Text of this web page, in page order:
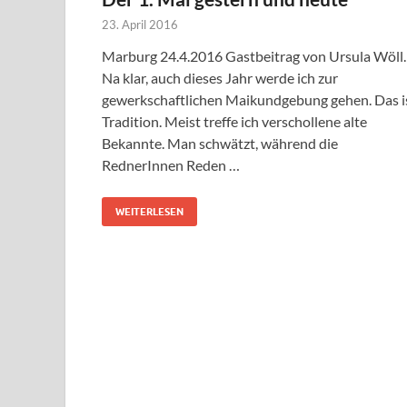
23. April 2016
Marburg 24.4.2016 Gastbeitrag von Ursula Wöll.
Na klar, auch dieses Jahr werde ich zur
gewerkschaftlichen Maikundgebung gehen. Das
Tradition. Meist treffe ich verschollene alte
Bekannte. Man schwätzt, während die
RednerInnen Reden …
WEITERLESEN